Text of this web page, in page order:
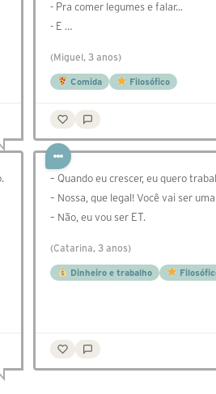
- Pra comer legumes e falar...
- E …
(Miguel, 3 anos)
Comida Filosófico
– Quando eu crescer, eu quero
– Nossa, que legal! Você vai ser
– Não, eu vou ser ET.
(Catarina, 3 anos)
Dinheiro e trabalho